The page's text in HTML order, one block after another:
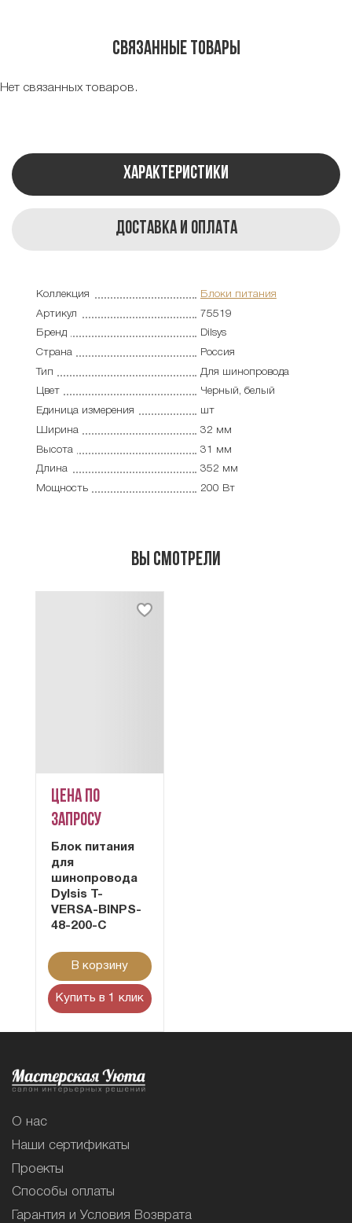
Связанные товары
Нет связанных товаров.
Характеристики
Доставка и оплата
Коллекция
Блоки питания
Артикул
75519
Бренд
Dilsys
Страна
Россия
Тип
Для шинопровода
Цвет
Черный, белый
Единица измерения
шт
Ширина
32 мм
Высота
31 мм
Длина
352 мм
Мощность
200 Вт
Вы смотрели
Цена по
запросу
Блок питания
для
шинопровода
Dylsis T-
VERSA-BINPS-
48-200-С
В корзину
Купить в 1 клик
О нас
Наши сертификаты
Проекты
Способы оплаты
Гарантия и Условия Возврата